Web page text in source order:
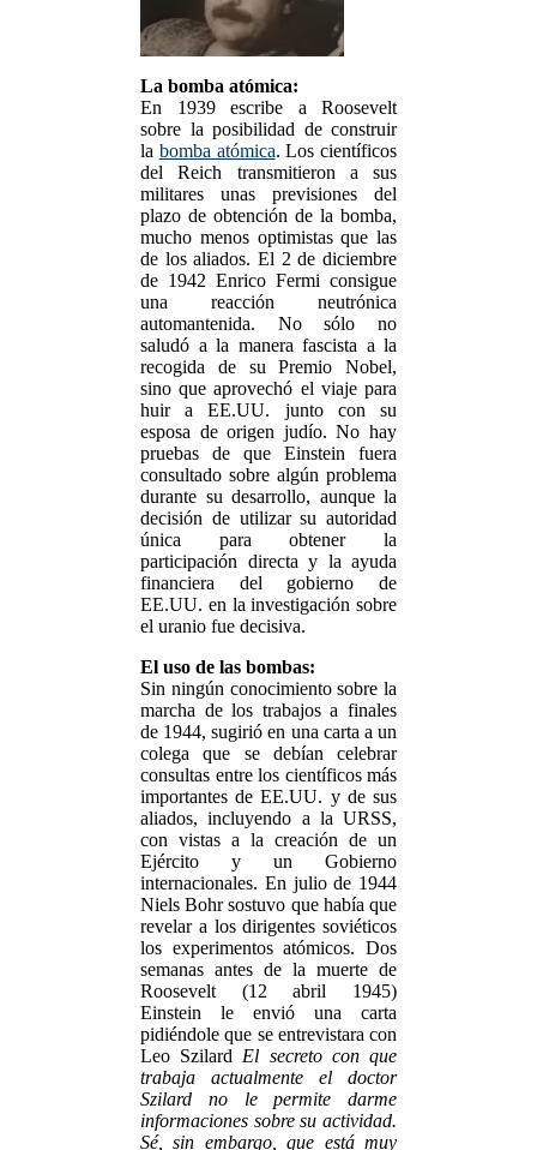
La bomba atómica:
En 1939 escribe a Roosevelt
sobre la posibilidad de construir
la bomba atómica. Los científicos
del Reich transmitieron a sus
militares unas previsiones del
plazo de obtención de la bomba,
mucho menos optimistas que las
de los aliados. El 2 de diciembre
de 1942 Enrico Fermi consigue
una reacción neutrónica
automantenida. No sólo no
saludó a la manera fascista a la
recogida de su Premio Nobel,
sino que aprovechó el viaje para
huir a EE.UU. junto con su
esposa de origen judío. No hay
pruebas de que Einstein fuera
consultado sobre algún problema
durante su desarrollo, aunque la
decisión de utilizar su autoridad
única para obtener la
participación directa y la ayuda
financiera del gobierno de
EE.UU. en la investigación sobre
el uranio fue decisiva.
El uso de las bombas:
Sin ningún conocimiento sobre la
marcha de los trabajos a finales
de 1944, sugirió en una carta a un
colega que se debían celebrar
consultas entre los científicos más
importantes de EE.UU. y de sus
aliados, incluyendo a la URSS,
con vistas a la creación de un
Ejército y un Gobierno
internacionales. En julio de 1944
Niels Bohr sostuvo que había que
revelar a los dirigentes soviéticos
los experimentos atómicos. Dos
semanas antes de la muerte de
Roosevelt (12 abril 1945)
Einstein le envió una carta
pidiéndole que se entrevistara con
Leo Szilard El secreto con que
trabaja actualmente el doctor
Szilard no le permite darme
informaciones sobre su actividad.
Sé, sin embargo, que está muy